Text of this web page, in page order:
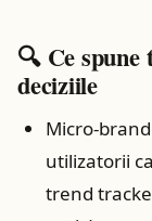
🔍 Ce spune
deciziile
utilizatorii
trend